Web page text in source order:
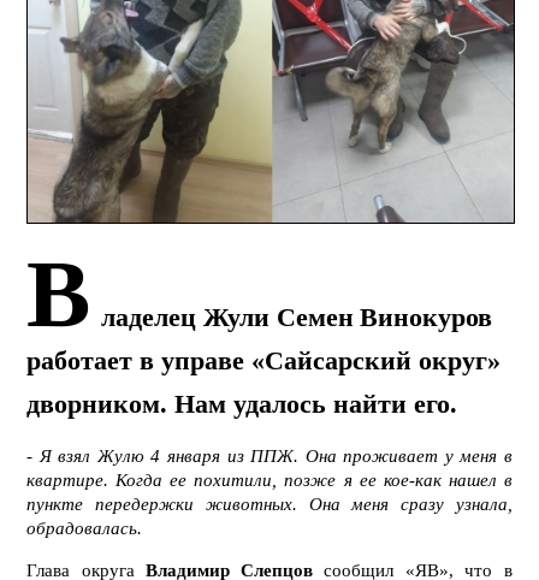
В ладелец Жули Семен Винокуров
работает в управе «Сайсарский округ»
дворником. Нам удалось найти его.
-Я взял Жулю 4 января из ППЖ. Она проживает у меня в
квартире. Когда ее похитили, позже я ее кое-как нашел в
пункте передержки животных. Она меня сразу узнала,
обрадовалась.
Глава округаВладимир Слепцовсообщил «ЯВ», что в